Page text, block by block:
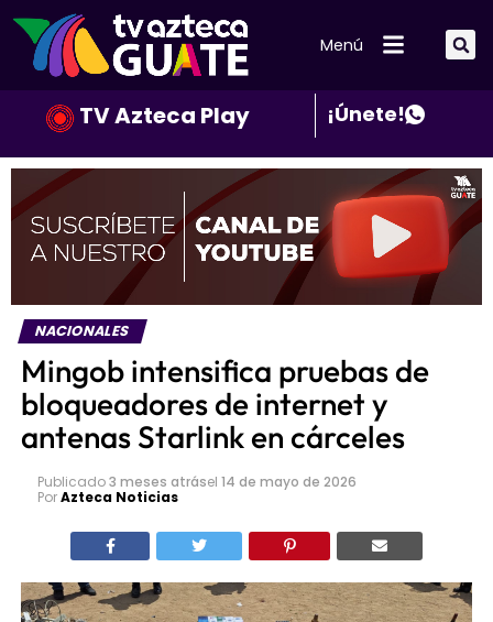
Menú
TV Azteca Play ¡Únete!
NACIONALES
Mingob intensifica pruebas de
bloqueadores de internet y
antenas Starlink en cárceles
Publicado3 meses atrásel 14 de mayo de 2026
PorAzteca Noticias